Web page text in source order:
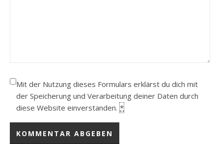
Mit der Nutzung dieses Formulars erklärst du dich mit
der Speicherung und Verarbeitung deiner Daten durch
diese Website einverstanden. *